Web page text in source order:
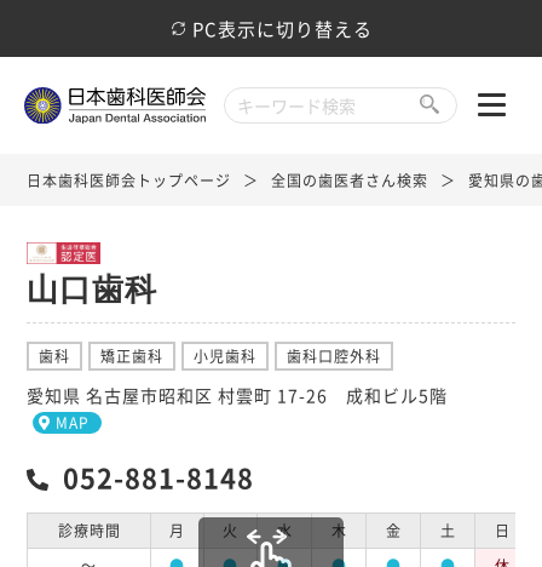
PC表示に切り替える
日本歯科医師会トップページ 全国の歯医者さん検索 愛知県の
山口歯科
歯科 矯正歯科 小児歯科 歯科口腔外科
愛知県 名古屋市昭和区 村雲町 17-26 成和ビル5階
MAP
052-881-8148
診療時間 月 火 水 木 金 土
日